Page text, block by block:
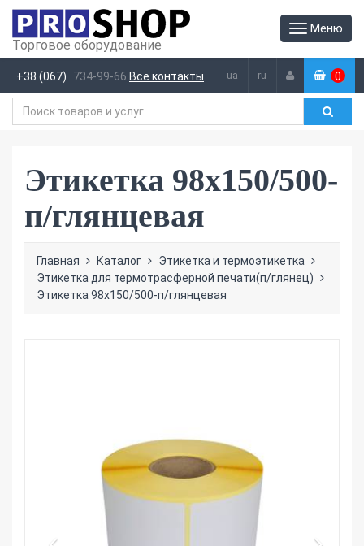
Меню
Торговое оборудование
+38 (067) 734-99-66 Все контакты ua ru (0 )
Этикетка 98х150/500-
п/глянцевая
Главная Каталог
Этикетка и термоэтикетка
Этикетка для термотрасферной печати(п/глянец)
Этикетка 98х150/500-п/глянцевая